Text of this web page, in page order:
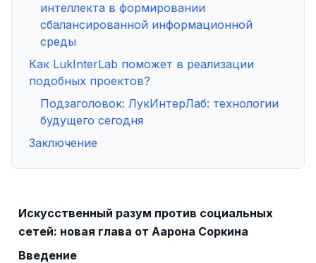
интеллекта в формировании
сбалансированной информационной
среды
Как LukInterLab поможет в реализации
подобных проектов?
Подзаголовок: ЛукИнтерЛаб: технологии
будущего сегодня
Заключение
Искусственный разум против социальных
сетей: новая глава от Аарона Соркина
Введение